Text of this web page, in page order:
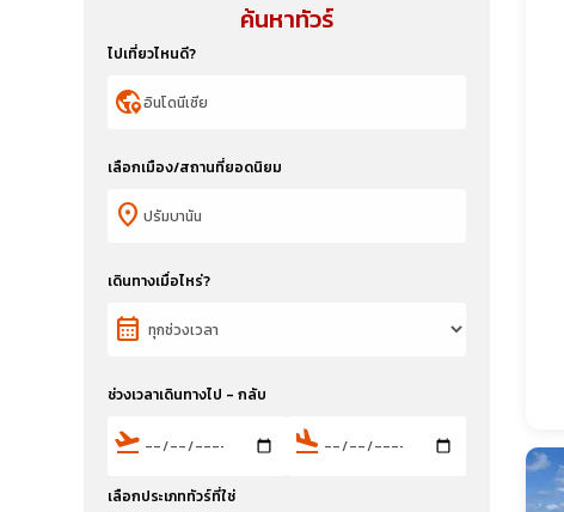
ค้นหาทัวร์
ไปเที่ยวไหนดี?
globe_location_pin
เลือกเมือง/สถานที่ยอดนิยม
location_on
เดินทางเมื่อไหร่?
calendar_month
ช่วงเวลาเดินทางไป - กลับ
flight_takeoff flight_land
เลือกประเภททัวร์ที่ใช่